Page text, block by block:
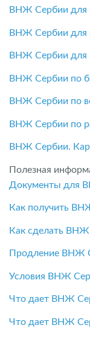
ВНЖ Сербии для
ВНЖ Сербии для
ВНЖ Сербии для
ВНЖ Сербии по
ВНЖ Сербии по
ВНЖ Сербии по
ВНЖ Сербии.
Полезная
Документы для
Как получить
Как сделать
Продление ВНЖ
Условия ВНЖ
Что дает ВНЖ
Что дает ВНЖ